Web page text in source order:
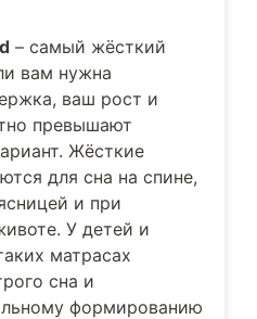
– самый жёсткий
вам нужна
ваш рост и
превышают
Жёсткие
для сна на спине,
и при
У детей и
матрасах
сна и
формированию